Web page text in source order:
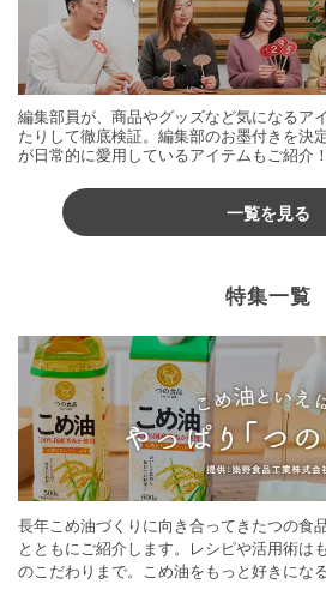
編集部員が、商品やグッズなど気になるア
たりして徹底検証。編集部のお墨付きを決
が日常的に愛用しているアイテムもご紹介！
一覧を見る
特集一覧
長年こめ油づくりに向き合ってきたつの食
とともにご紹介します。レシピや活用術は
のこだわりまで。こめ油をもっと好きにな